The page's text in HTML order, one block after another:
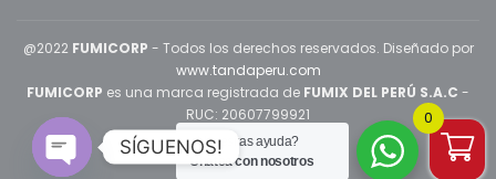
@2022 FUMICORP - Todos los derechos reservados. Diseñado por
www.tandaperu.com
FUMICORP es una marca registrada de FUMIX DEL PERÚ S.A.C -
RUC: 20607799921
¿Necesitas ayuda?
Chatea con nosotros
0
SÍGUENOS!